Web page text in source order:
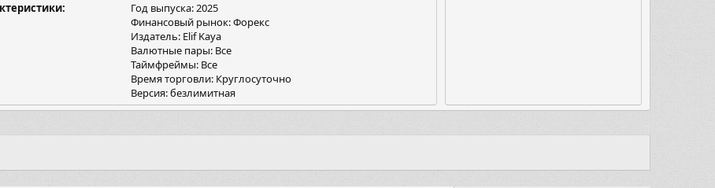
Год выпуска: 2025
Финансовый рынок: Форекс
Издатель: Elif Kaya
Валютные пары: Все
Таймфреймы: Все
Время торговли: Круглосуточно
Версия: безлимитная